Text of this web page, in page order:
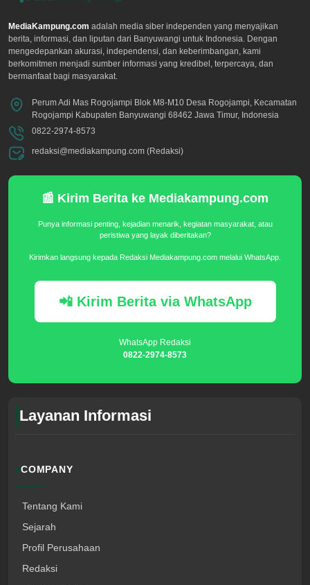
MediaKampung.com adalah media siber independen yang menyajikan
berita, informasi, dan liputan dari Banyuwangi untuk Indonesia. Dengan
mengedepankan akurasi, independensi, dan keberimbangan, kami
berkomitmen menjadi sumber informasi yang kredibel, terpercaya, dan
bermanfaat bagi masyarakat.
Perum Adi Mas Rogojampi Blok M8-M10 Desa Rogojampi, Kecamatan
Rogojampi Kabupaten Banyuwangi 68462 Jawa Timur, Indonesia
0822-2974-8573
redaksi@mediakampung.com (Redaksi)
📰 Kirim Berita ke Mediakampung.com
Punya informasi penting, kejadian menarik, kegiatan masyarakat, atau
peristiwa yang layak diberitakan?
Kirimkan langsung kepada Redaksi Mediakampung.com melalui WhatsApp.
📲 Kirim Berita via WhatsApp
WhatsApp Redaksi
0822-2974-8573
Layanan Informasi
COMPANY
Tentang Kami
Sejarah
Profil Perusahaan
Redaksi